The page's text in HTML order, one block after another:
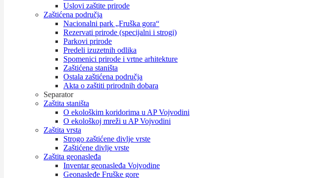
Uslovi zaštite prirode
Zaštićena područja
Nacionalni park „Fruška gora“
Rezervati prirode (specijalni i strogi)
Parkovi prirode
Predeli izuzetnih odlika
Spomenici prirode i vrtne arhitekture
Zaštićena staništa
Ostala zaštićena područja
Akta o zaštiti prirodnih dobara
Separator
Zaštita staništa
O ekološkim koridorima u AP Vojvodini
O ekološkoj mreži u AP Vojvodini
Zaštita vrsta
Strogo zaštićene divlje vrste
Zaštićene divlje vrste
Zaštita geonasleđa
Inventar geonasleđa Vojvodine
Geonasleđe Fruške gore